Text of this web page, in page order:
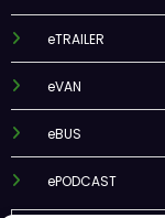
eTRAILER
eVAN
eBUS
ePODCAST